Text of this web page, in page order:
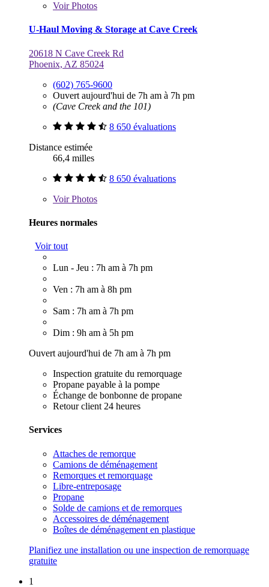
VoirPhotos
U-Haul Moving & Storage at Cave Creek
20618 N Cave Creek Rd
Phoenix, AZ 85024
(602) 765-9600
Ouvert aujourd'hui de 7h am à 7h pm
(Cave Creek and the 101)
8 650 évaluations
Distance estimée
66,4 milles
8 650 évaluations
VoirPhotos
Heures normales
Voir tout
Lun - Jeu : 7h am à 7h pm
Ven : 7h am à 8h pm
Sam : 7h am à 7h pm
Dim : 9h am à 5h pm
Ouvert aujourd'hui de 7h am à 7h pm
Inspection gratuite du remorquage
Propane payable à la pompe
Échange de bonbonne de propane
Retour client 24 heures
Services
Attaches de remorque
Camions de déménagement
Remorques et remorquage
Libre-entreposage
Propane
Solde de camions et de remorques
Accessoires de déménagement
Boîtes de déménagement en plastique
Planifiez une installation ou une inspection de remorquage
gratuite
1